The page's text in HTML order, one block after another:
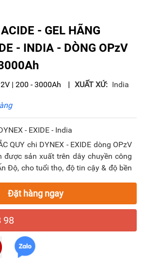
- GEL HÃNG
- INDIA - DÒNG OPzV
| 200 - 3000Ah XUẤT XỨ: India
- EXIDE - India
QUY chi DYNEX - EXIDE dòng OPzV
được sản xuất trên dây chuyền công
Độ, cho tuổi thọ, độ tin cậy & độ bền
an ninh - quốc phòng.... Dung lượng
Đặt hàng ngay
98